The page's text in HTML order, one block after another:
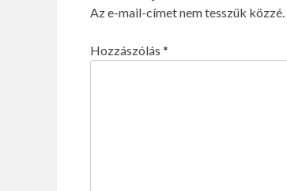
Az e-mail-címet nem tesszük közzé.
Hozzászólás *